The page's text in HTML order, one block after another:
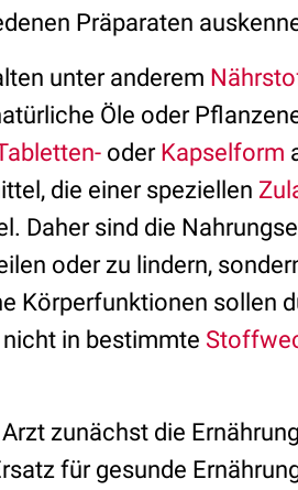
Präparaten
unter anderem
Öle oder
- oder Kapselform
die einer speziellen
Daher sind die
oder zu lindern,
Körperfunktionen sollen
in bestimmte
zunächst die
für gesunde